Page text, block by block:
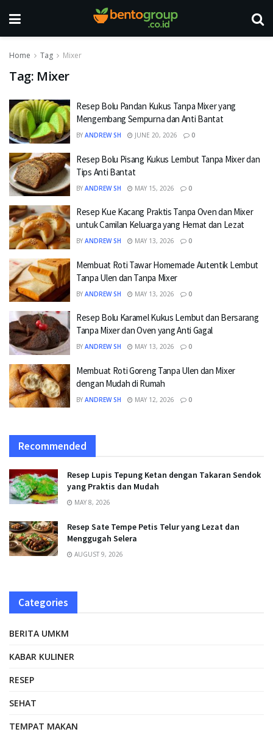
Home Tag Mixer
Tag: Mixer
Resep Bolu Pandan Kukus Tanpa Mixer yang
Mengembang Sempurna dan Anti Bantat
BY ANDREW SH JUNE 20, 2026 0
Resep Bolu Pisang Kukus Lembut Tanpa Mixer dan
Tips Anti Bantat
BY ANDREW SH MAY 15, 2026 0
Resep Kue Kacang Praktis Tanpa Oven dan Mixer
untuk Camilan Keluarga yang Hemat dan Lezat
BY ANDREW SH MAY 13, 2026 0
Membuat Roti Tawar Homemade Autentik Lembut
Tanpa Ulen dan Tanpa Mixer
BY ANDREW SH MAY 13, 2026 0
Resep Bolu Karamel Kukus Lembut dan Bersarang
Tanpa Mixer dan Oven yang Anti Gagal
BY ANDREW SH MAY 13, 2026 0
Membuat Roti Goreng Tanpa Ulen dan Mixer
dengan Mudah di Rumah
BY ANDREW SH MAY 12, 2026 0
Recommended
Resep Lupis Tepung Ketan dengan Takaran Sendok
yang Praktis dan Mudah
MAY 8, 2026
Resep Sate Tempe Petis Telur yang Lezat dan
Menggugah Selera
AUGUST 9, 2026
Categories
BERITA UMKM
KABAR KULINER
RESEP
SEHAT
TEMPAT MAKAN